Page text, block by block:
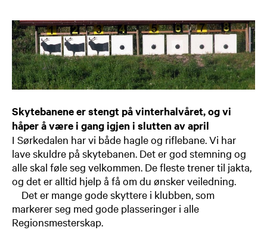
Skytebanene er stengt på vinterhalvåret, og vi
håper å være i gang igjen i slutten av april
I Sørkedalen har vi både hagle og riflebane. Vi har
lave skuldre på skytebanen. Det er god stemning og
alle skal føle seg velkommen. De fleste trener til jakta,
og det er alltid hjelp å få om du ønsker veiledning.
Det er mange gode skyttere i klubben, som
markerer seg med gode plasseringer i alle
Regionsmesterskap.